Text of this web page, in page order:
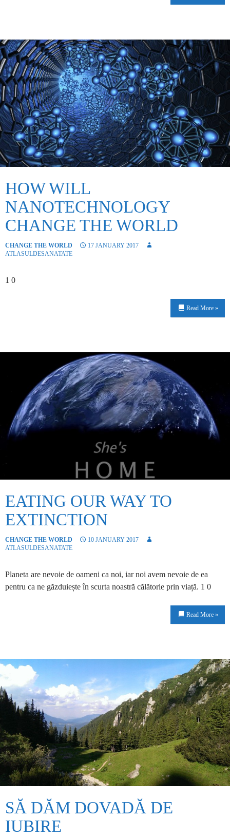
HOW WILL
NANOTECHNOLOGY
CHANGE THE WORLD
CHANGE THE WORLD
17 JANUARY 2017
ATLASULDESANATATE
1 0
Read More »
EATING OUR WAY TO
EXTINCTION
CHANGE THE WORLD
10 JANUARY 2017
ATLASULDESANATATE
Planeta are nevoie de oameni ca noi, iar noi avem nevoie de ea
pentru ca ne găzduiește în scurta noastră călătorie prin viață. 1 0
Read More »
SĂ DĂM DOVADĂ DE
IUBIRE